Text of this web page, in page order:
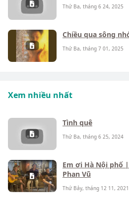
Thứ Ba, tháng 6 24, 2025
Chiều qua sông
Thứ Ba, tháng 7 01, 2025
Xem nhiều nhất
Tình quê
Thứ Ba, tháng 6 25, 2024
Em ơi Hà Nội phố
Phan Vũ
Thứ Bảy, tháng 12 11, 2021